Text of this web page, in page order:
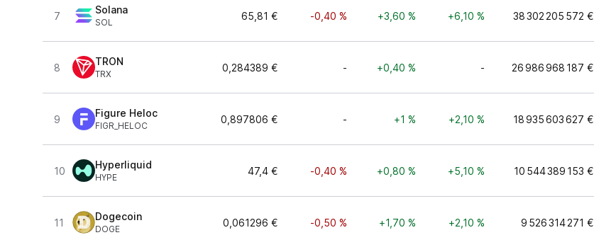
7
Solana
SOL
65,81 € -0,40 % +3,60 % +6,10 % 38 302 205 572 €
8
TRON
TRX
0,284389 € - +0,40 % - 26 986 968 187 €
9
Figure Heloc
FIGR_HELOC
0,897806 € - +1 % +2,10 % 18 935 603 627 €
10
Hyperliquid
HYPE
47,4 € -0,40 % +0,80 % +5,10 % 10 544 389 153 €
11
Dogecoin
DOGE
0,061296 € -0,50 % +1,70 % +2,10 % 9 526 314 271 €